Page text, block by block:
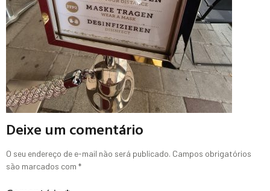
Deixe um comentário
O seu endereço de e-mail não será publicado. Campos obrigatórios
são marcados com *